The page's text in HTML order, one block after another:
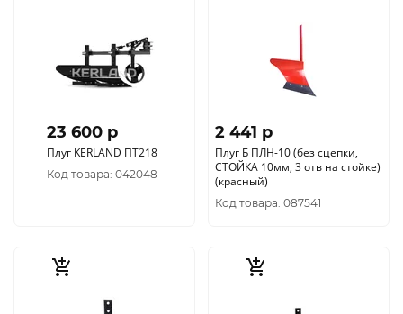
23 600 p
Плуг KERLAND ПТ218
Код товара: 042048
2 441 p
Плуг Б ПЛН-10 (без сцепки,
СТОЙКА 10мм, 3 отв на стойке)
(красный)
Код товара: 087541